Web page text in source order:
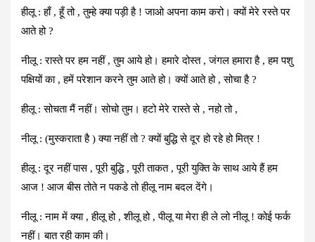
हीलू : हाँ , हूँ तो , तुम्हे क्या पड़ी है ! जाओ अपना काम करो। क्यों मेरे रस्ते पर
आते हो ?
नीलू : रास्ते पर हम नहीं , तुम आये हो। हमारे दोस्त , जंगल हमारा है , हम पशु
पक्षियों का , हमें परेशान करने तुम आते हो। क्यों आते हो , सोचा है ?
हीलू : सोचता मैं नहीं। सोचो तुम। हटो मेरे रास्ते से , नहो तो ,
नीलू : (मुस्कराता है ) क्या नहीं तो ? क्यों बुद्धि से दूर हो रहे हो मित्र !
हीलू : दूर नहीं पास , पूरी बुद्धि , पूरी ताकत , पूरी युक्ति के साथ आये हैं हम
आज ! आज बीस तोते न पकडे तो हीलू नाम बदल देंगे।
नीलू : नाम में क्या , हीलू हो , शीलू हो , पीलू या मेरा ही ले लो नीलू ! कोई फर्क
नहीं। बात रही काम की।